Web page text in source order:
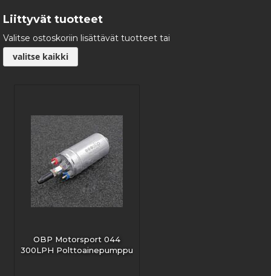
Liittyvät tuotteet
Valitse ostoskoriin lisättävät tuotteet tai
valitse kaikki
OBP Motorsport 044
300LPH Polttoainepumppu